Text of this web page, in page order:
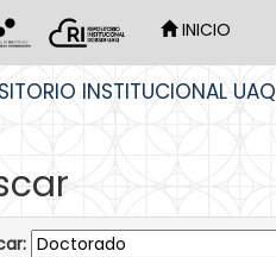
INICIO
INSTITUCIONAL UAQ